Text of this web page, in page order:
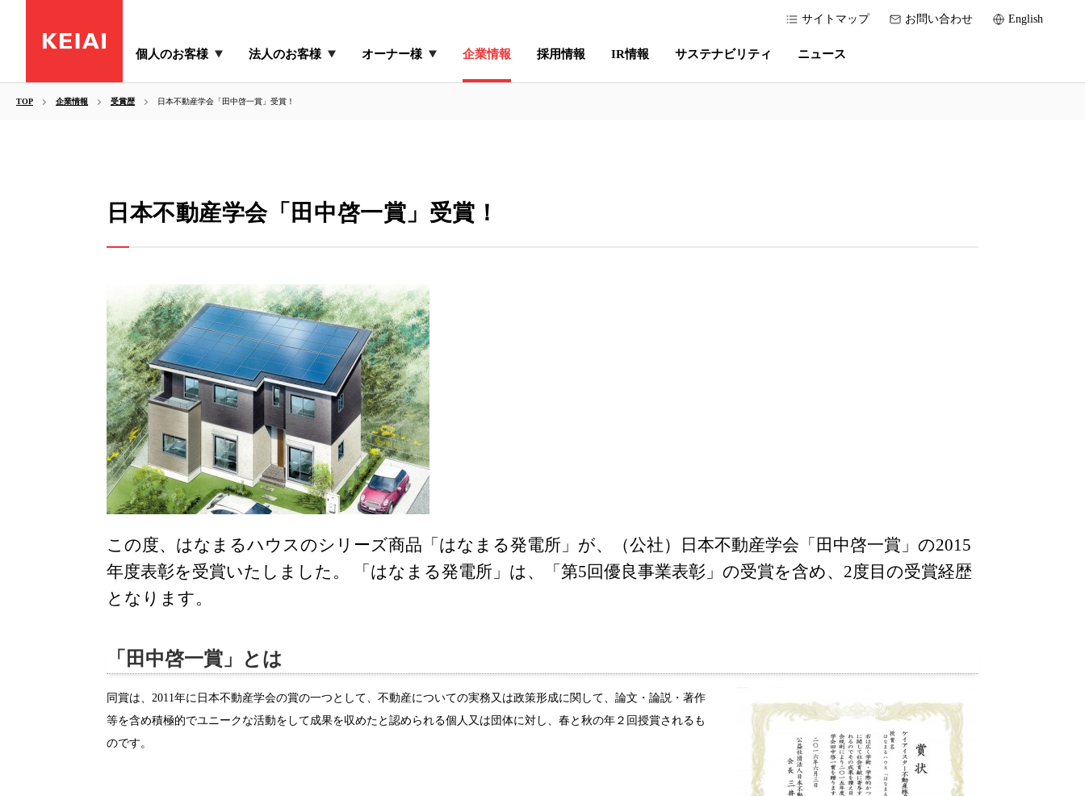
サイトマップ お問い合わせ English
個人のお客様 法人のお客様 オーナー様 企業情報 採用情報 IR情報 サステナビリティ ニュース
TOP 企業情報 受賞歴 日本不動産学会「田中啓一賞」受賞！
日本不動産学会「田中啓一賞」受賞！
この度、はなまるハウスのシリーズ商品「はなまる発電所」が、（公社）日本不動産学会「田中啓一賞」の2015
年度表彰を受賞いたしました。 「はなまる発電所」は、「第5回優良事業表彰」の受賞を含め、2度目の受賞経歴
となります。
「田中啓一賞」とは
同賞は、2011年に日本不動産学会の賞の一つとして、不動産についての実務又は政策形成に関して、論文・論説・著作
等を含め積極的でユニークな活動をして成果を収めたと認められる個人又は団体に対し、春と秋の年２回授賞されるも
のです。